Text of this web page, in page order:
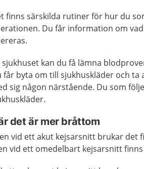
finns särskilda rutiner för hur du
Du får information om
sjukhuset kan du få lämna
får byta om till sjukhuskläder och ta
sig någon närstående. Du som
det är mer bråttom
vid ett akut kejsarsnitt brukar
vid ett omedelbart kejsarsnitt